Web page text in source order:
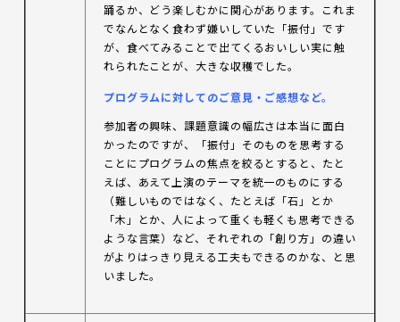
踊るか、どう楽しむかに関心があります。これま
でなんとなく食わず嫌いしていた「振付」です
が、食べてみることで出てくるおいしい実に触
れられたことが、大きな収穫でした。
プログラムに対してのご意見・ご感想など。
参加者の興味、課題意識の幅広さは本当に面白
かったのですが、「振付」そのものを思考する
ことにプログラムの焦点を絞るとすると、たと
えば、あえて上演のテーマを統一のものにする
（難しいものではなく、たとえば「石」とか
「木」とか、人によって重くも軽くも思考できる
ような言葉）など、それぞれの「創り方」の違い
がよりはっきり見える工夫もできるのかな、と思
いました。